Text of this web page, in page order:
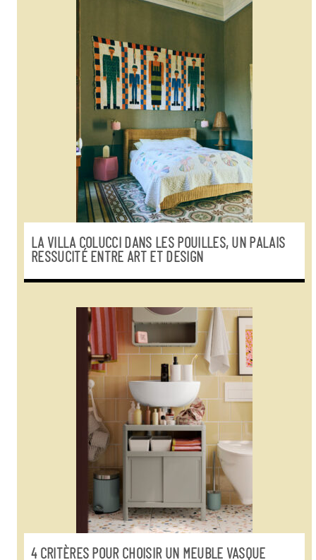
LA VILLA COLUCCI DANS LES POUILLES, UN PALAIS
RESSUCITÉ ENTRE ART ET DESIGN
4 CRITÈRES POUR CHOISIR UN MEUBLE VASQUE